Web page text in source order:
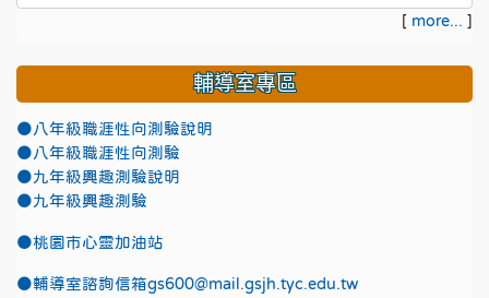
[ more... ]
輔導室專區
●八年級職涯性向測驗說明
●八年級職涯性向測驗
●九年級興趣測驗說明
●九年級興趣測驗
●桃園市心靈加油站
●輔導室諮詢信箱gs600@mail.gsjh.tyc.edu.tw